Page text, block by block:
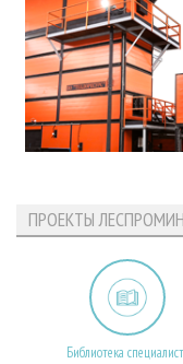
ПРОЕКТЫ
Библиотека